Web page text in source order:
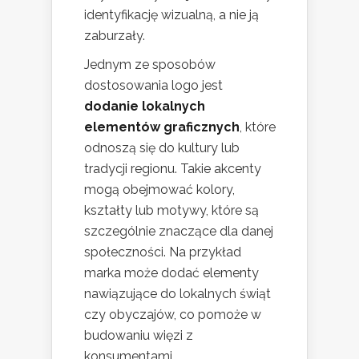
identyfikację wizualną, a nie ją
zaburzały.
Jednym ze sposobów
dostosowania logo jest
dodanie lokalnych
elementów graficznych , które
odnoszą się do kultury lub
tradycji regionu. Takie akcenty
mogą obejmować kolory,
kształty lub motywy, które są
szczególnie znaczące dla danej
społeczności. Na przykład
marka może dodać elementy
nawiązujące do lokalnych świąt
czy obyczajów, co pomoże w
budowaniu więzi z
konsumentami.